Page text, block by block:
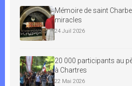
Mémoire de saint
miracles
24 Juil 2026
20 000 participants au
à Chartres
22 Mai 2026